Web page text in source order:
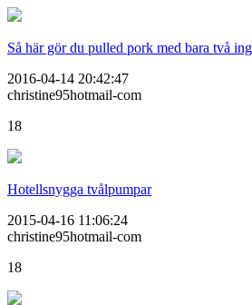
Så här gör du pulled pork med bara två
2016-04-14 20:42:47
christine95hotmail-com
18
Hotellsnygga tvålpumpar
2015-04-16 11:06:24
christine95hotmail-com
18